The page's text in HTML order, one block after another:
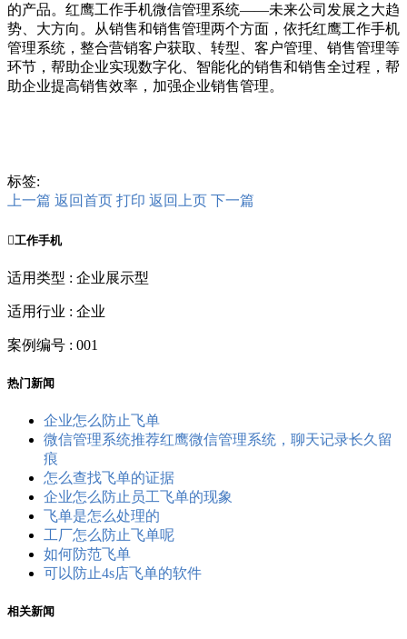
的产品。红鹰工作手机微信管理系统——未来公司发展之大趋
势、大方向。从销售和销售管理两个方面，依托红鹰工作手机
管理系统，整合营销客户获取、转型、客户管理、销售管理等
环节，帮助企业实现数字化、智能化的销售和销售全过程，帮
助企业提高销售效率，加强企业销售管理。
标签:
上一篇 返回首页 打印 返回上页 下一篇
工作手机
适用类型 : 企业展示型
适用行业 : 企业
案例编号 : 001
热门新闻
企业怎么防止飞单
微信管理系统推荐红鹰微信管理系统，聊天记录长久留
痕
怎么查找飞单的证据
企业怎么防止员工飞单的现象
飞单是怎么处理的
工厂怎么防止飞单呢
如何防范飞单
可以防止4s店飞单的软件
相关新闻